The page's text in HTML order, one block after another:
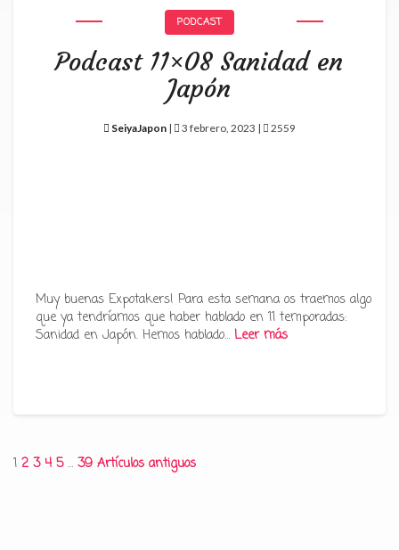
PODCAST
Podcast 11×08 Sanidad en
Japón
SeiyaJapon | 3 febrero, 2023 | 2559
Muy buenas Expotakers! Para esta semana os traemos algo
que ya tendríamos que haber hablado en 11 temporadas:
Sanidad en Japón. Hemos hablado… Leer más
Paginación
1 2 3 4 5 … 39 Artículos antiguos